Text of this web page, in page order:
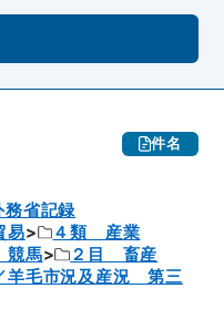
件名
務省記録
易
４類 産業
競馬
２目 畜産
羊毛市況及産況 第三